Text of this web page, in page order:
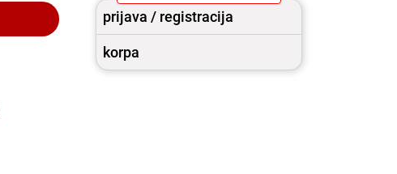
prijava / registracija
korpa